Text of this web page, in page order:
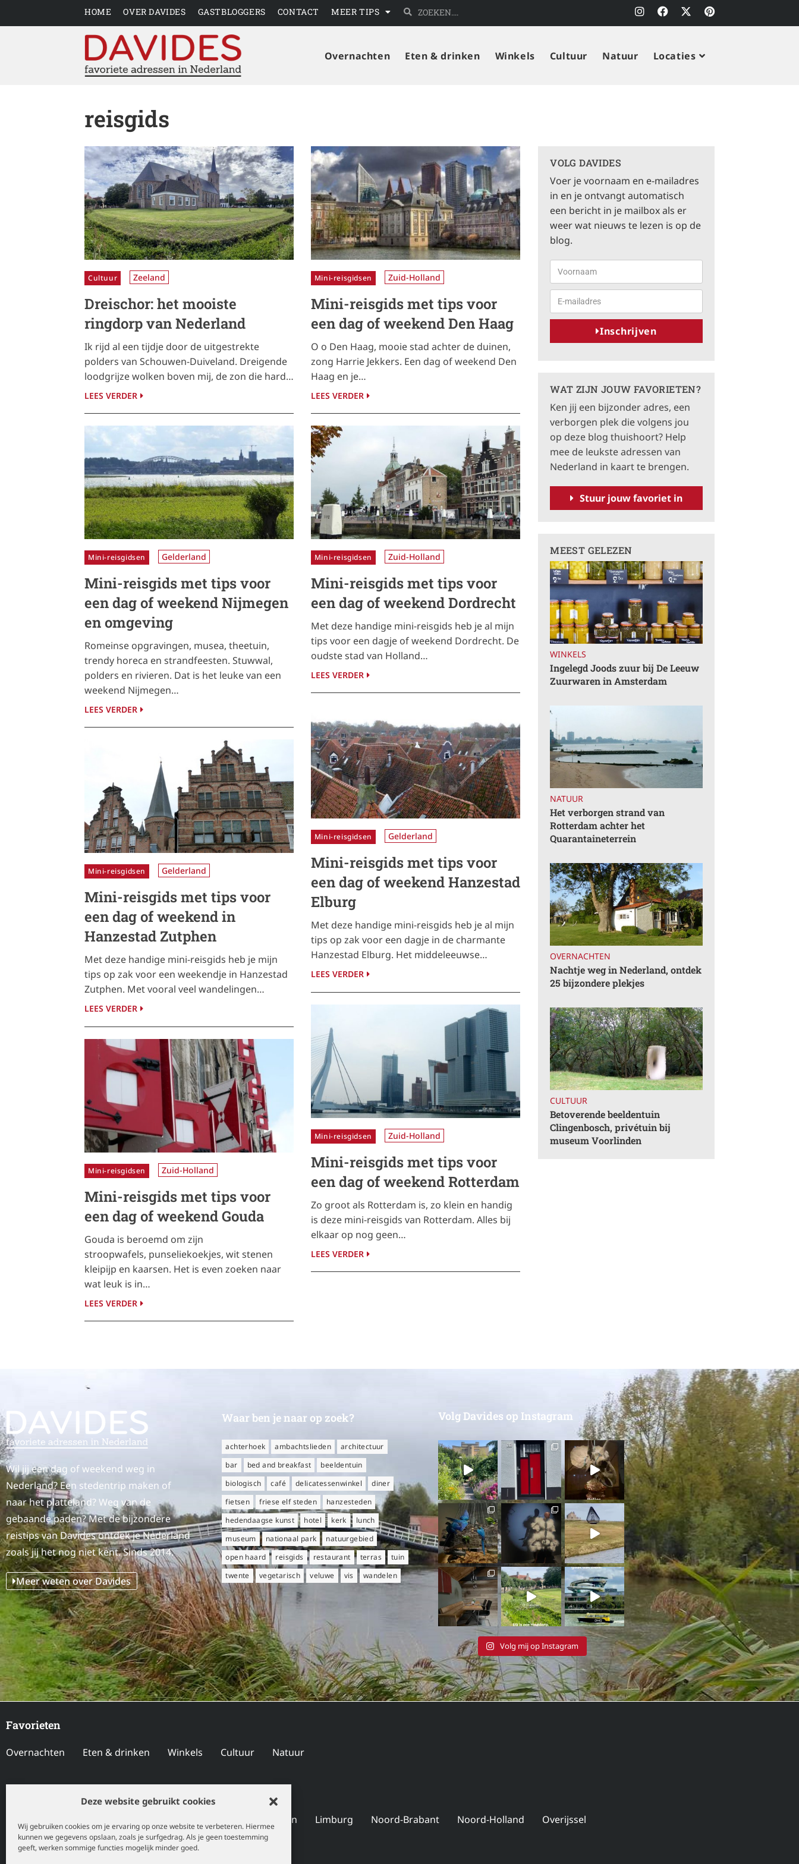
Deze website gebruikt cookies
Wij gebruiken cookies om je ervaring op onze website te verbeteren. Hiermee
kunnen we gegevens opslaan, zoals je surfgedrag. Als je geen toestemming
geeft, werken sommige functies mogelijk minder goed.
HOME OVER DAVIDES GASTBLOGGERS CONTACT MEER TIPS
Overnachten Eten & drinken Winkels Cultuur Natuur Locaties
reisgids
Cultuur Zeeland
Dreischor: het mooiste
ringdorp van Nederland
Ik rijd al een tijdje door de uitgestrekte
polders van Schouwen-Duiveland. Dreigende
loodgrijze wolken boven mij, de zon die hard…
LEES VERDER
Mini-reisgidsen Zuid-Holland
Mini-reisgids met tips voor
een dag of weekend Den Haag
O o Den Haag, mooie stad achter de duinen,
zong Harrie Jekkers. Een dag of weekend Den
Haag en je…
LEES VERDER
Mini-reisgidsen Gelderland
Mini-reisgids met tips voor
een dag of weekend Nijmegen
en omgeving
Romeinse opgravingen, musea, theetuin,
trendy horeca en strandfeesten. Stuwwal,
polders en rivieren. Dat is het leuke van een
weekend Nijmegen…
LEES VERDER
Mini-reisgidsen Zuid-Holland
Mini-reisgids met tips voor
een dag of weekend Dordrecht
Met deze handige mini-reisgids heb je al mijn
tips voor een dagje of weekend Dordrecht. De
oudste stad van Holland…
LEES VERDER
Mini-reisgidsen Gelderland
Mini-reisgids met tips voor
een dag of weekend Hanzestad
Elburg
Met deze handige mini-reisgids heb je al mijn
tips op zak voor een dagje in de charmante
Hanzestad Elburg. Het middeleeuwse…
LEES VERDER
Mini-reisgidsen Gelderland
Mini-reisgids met tips voor
een dag of weekend in
Hanzestad Zutphen
Met deze handige mini-reisgids heb je mijn
tips op zak voor een weekendje in Hanzestad
Zutphen. Met vooral veel wandelingen…
LEES VERDER
Mini-reisgidsen Zuid-Holland
Mini-reisgids met tips voor
een dag of weekend Rotterdam
Zo groot als Rotterdam is, zo klein en handig
is deze mini-reisgids van Rotterdam. Alles bij
elkaar op nog geen…
LEES VERDER
Mini-reisgidsen Zuid-Holland
Mini-reisgids met tips voor
een dag of weekend Gouda
Gouda is beroemd om zijn
stroopwafels, punseliekoekjes, wit stenen
kleipijp en kaarsen. Het is even zoeken naar
wat leuk is in…
LEES VERDER
VOLG DAVIDES
Voer je voornaam en e-mailadres
in en je ontvangt automatisch
een bericht in je mailbox als er
weer wat nieuws te lezen is op de
blog.
Inschrijven
t
e
t
v
WAT ZIJN JOUW FAVORIETEN?
Ken jij een bijzonder adres, een
verborgen plek die volgens jou
op deze blog thuishoort? Help
mee de leukste adressen van
Nederland in kaart te brengen.
Stuur jouw favoriet in
MEEST GELEZEN
WINKELS
Ingelegd Joods zuur bij De Leeuw
Zuurwaren in Amsterdam
NATUUR
Het verborgen strand van
Rotterdam achter het
Quarantaineterrein
OVERNACHTEN
Nachtje weg in Nederland, ontdek
25 bijzondere plekjes
CULTUUR
Betoverende beeldentuin
Clingenbosch, privétuin bij
museum Voorlinden
Wil jij een dag of weekend weg in
Nederland? Een stedentrip maken of
naar het platteland? Weg van de
gebaande paden? Met de bijzondere
reistips van Davides ontdek je Nederland
zoals jij het nog niet kent. Sinds 2014.
Meer weten over Davides
Waar ben je naar op zoek?
achterhoek ambachtslieden
architectuur
bar
bed and breakfast
beeldentuin
biologisch
café delicatessenwinkel
diner
fietsen
friese elf steden
hanzesteden
hedendaagse kunst
hotel kerk
lunch
museum
nationaal park
natuurgebied
open haard
reisgids restaurant terras
tuin
twente
vegetarisch veluwe vis wandelen
Volg Davides op Instagram
Volg mij op Instagram
Favorieten
Overnachten Eten & drinken Winkels Cultuur Natuur
Groningen Limburg Noord-Brabant Noord-Holland
Overijssel
Utrecht
Zeeland Zuid-Holland